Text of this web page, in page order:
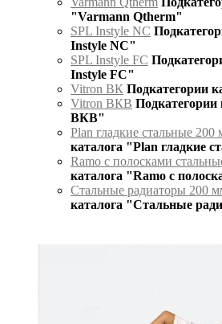
"Varmann Qtherm"
SPL Instyle NC
Instyle NC"
SPL Instyle FC
Instyle FC"
Vitron ВК Подкатегории
Vitron ВКВ
ВКВ"
Plan гладкие стальные 200
каталога "Plan гладкие
Ramo с полосками
каталога "Ramo с
Стальные радиаторы 200
каталога "Стальные